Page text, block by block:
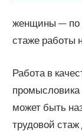
женщины — по
стаже работы
Работа в
промысловика
может быть
трудо­вой